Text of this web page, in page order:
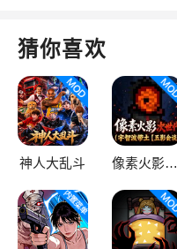
猜你喜欢
神人大乱斗 像素火影次世代